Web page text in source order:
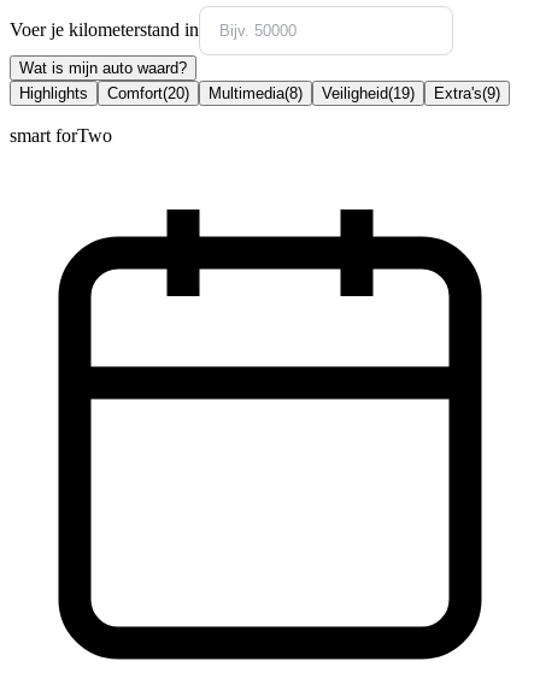
Voer je kilometerstand in
Wat is mijn auto waard?
Highlights
Comfort(20) Multimedia(8) Veiligheid(19) Extra's(9)
smart forTwo